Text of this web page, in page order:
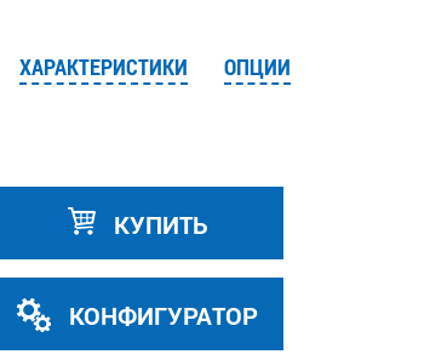
ХАРАКТЕРИСТИКИ ОПЦИИ
КУПИТЬ
КОНФИГУРАТОР